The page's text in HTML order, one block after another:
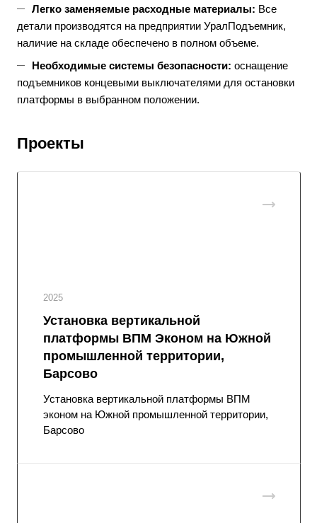
Легко заменяемые расходные материалы: Все
детали производятся на предприятии УралПодъемник,
наличие на складе обеспечено в полном объеме.
Необходимые системы безопасности: оснащение
подъемников концевыми выключателями для остановки
платформы в выбранном положении.
Проекты
2025
Установка вертикальной
платформы ВПМ Эконом на Южной
промышленной территории,
Барсово
Установка вертикальной платформы ВПМ
эконом на Южной промышленной территории,
Барсово